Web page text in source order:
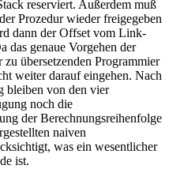
reserviert. Außerdem muß
Prozedur wieder freigegeben
dann der Offset vom Link-
das genaue Vorgehen der
übersetzenden Programmier
weiter darauf eingehen. Nach
bleiben von den vier
noch die
der Berechnungsreihenfolge
naiven
was ein wesentlicher
ist.